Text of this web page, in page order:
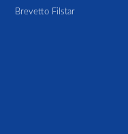
Brevetto Filstar